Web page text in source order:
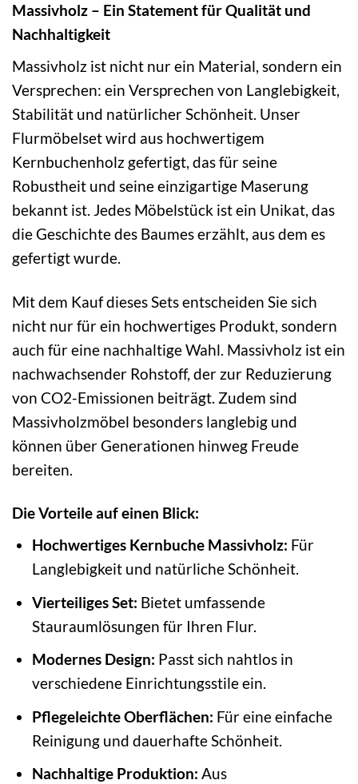
Massivholz – Ein Statement für Qualität und
Nachhaltigkeit
Massivholz ist nicht nur ein Material, sondern ein
Versprechen: ein Versprechen von Langlebigkeit,
Stabilität und natürlicher Schönheit. Unser
Flurmöbelset wird aus hochwertigem
Kernbuchenholz gefertigt, das für seine
Robustheit und seine einzigartige Maserung
bekannt ist. Jedes Möbelstück ist ein Unikat, das
die Geschichte des Baumes erzählt, aus dem es
gefertigt wurde.
Mit dem Kauf dieses Sets entscheiden Sie sich
nicht nur für ein hochwertiges Produkt, sondern
auch für eine nachhaltige Wahl. Massivholz ist ein
nachwachsender Rohstoff, der zur Reduzierung
von CO2-Emissionen beiträgt. Zudem sind
Massivholzmöbel besonders langlebig und
können über Generationen hinweg Freude
bereiten.
Die Vorteile auf einen Blick:
Hochwertiges Kernbuche Massivholz: Für
Langlebigkeit und natürliche Schönheit.
Vierteiliges Set: Bietet umfassende
Stauraumlösungen für Ihren Flur.
Modernes Design: Passt sich nahtlos in
verschiedene Einrichtungsstile ein.
Pflegeleichte Oberflächen: Für eine einfache
Reinigung und dauerhafte Schönheit.
Nachhaltige Produktion: Aus